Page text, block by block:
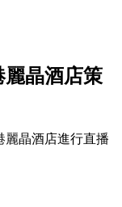
麗晶酒店策
麗晶酒店進行直播